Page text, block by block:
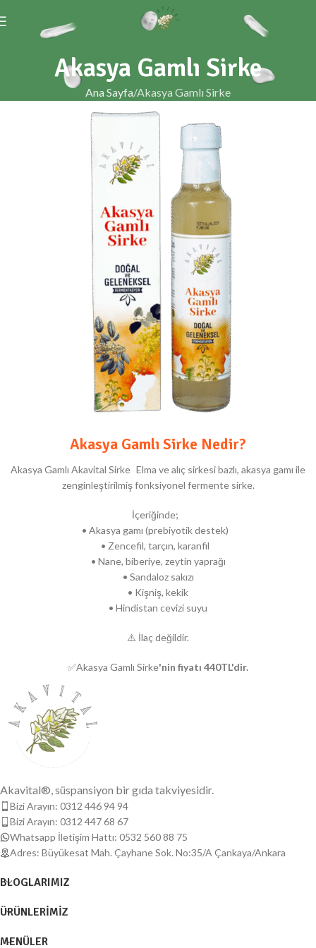
Akasya Gamlı Sirke
Ana Sayfa Akasya Gamlı Sirke
Akasya Gamlı Sirke Nedir?
Akasya Gamlı Akavital Sirke Elma ve alıç sirkesi bazlı, akasya gamı ile
zenginleştirilmiş fonksiyonel fermente sirke.
İçeriğinde;
• Akasya gamı (prebiyotik destek)
• Zencefil, tarçın, karanfil
• Nane, biberiye, zeytin yaprağı
• Sandaloz sakızı
• Kişniş, kekik
• Hindistan cevizi suyu
⚠️ İlaç değildir.
✅Akasya Gamlı Sirke'nin fiyatı 440TL'dir.
Akavital®, süspansiyon bir gıda takviyesidir.
Bizi Arayın: 0312 446 94 94
Bizi Arayın: 0312 447 68 67
Whatsapp İletişim Hattı: 0532 560 88 75
Adres: Büyükesat Mah. Çayhane Sok. No:35/A Çankaya/Ankara
BLOGLARIMIZ
ÜRÜNLERIMIZ
MENÜLER